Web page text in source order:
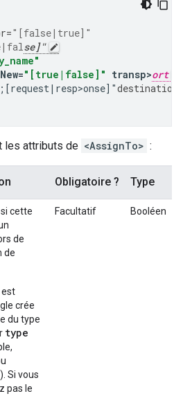
="[false|true]"
se]"
="[true|false]" transp>ort
les attributs de <AssignTo> :
Obligatoire ? Type
cette
de
de
est
crée
du type
type
Si vous
pas le
Facultatif Booléen